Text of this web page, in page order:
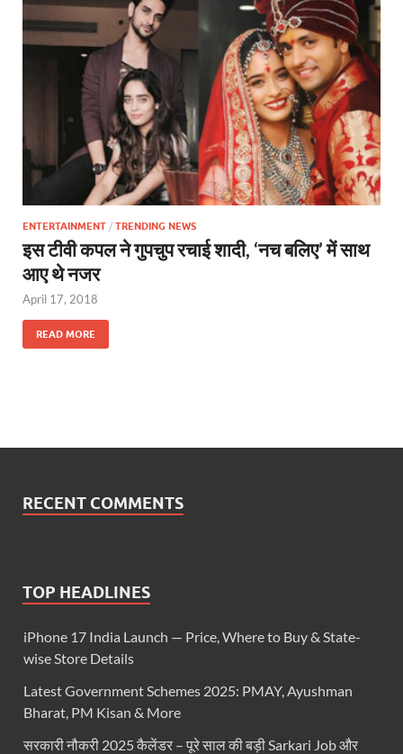
ENTERTAINMENT / TRENDING NEWS
इस टीवी कपल ने गुपचुप रचाई शादी, ‘नच बलिए’ में साथ
आए थे नजर
April 17, 2018
READ MORE
RECENT COMMENTS
TOP HEADLINES
iPhone 17 India Launch — Price, Where to Buy & State-
wise Store Details
Latest Government Schemes 2025: PMAY, Ayushman
Bharat, PM Kisan & More
सरकारी नौकरी 2025 कैलेंडर – पूरे साल की बड़ी Sarkari Job और